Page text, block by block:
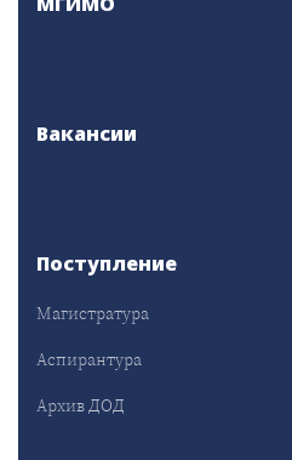
Вакансии
Поступление
Магистратура
Аспирантура
Архив ДОД